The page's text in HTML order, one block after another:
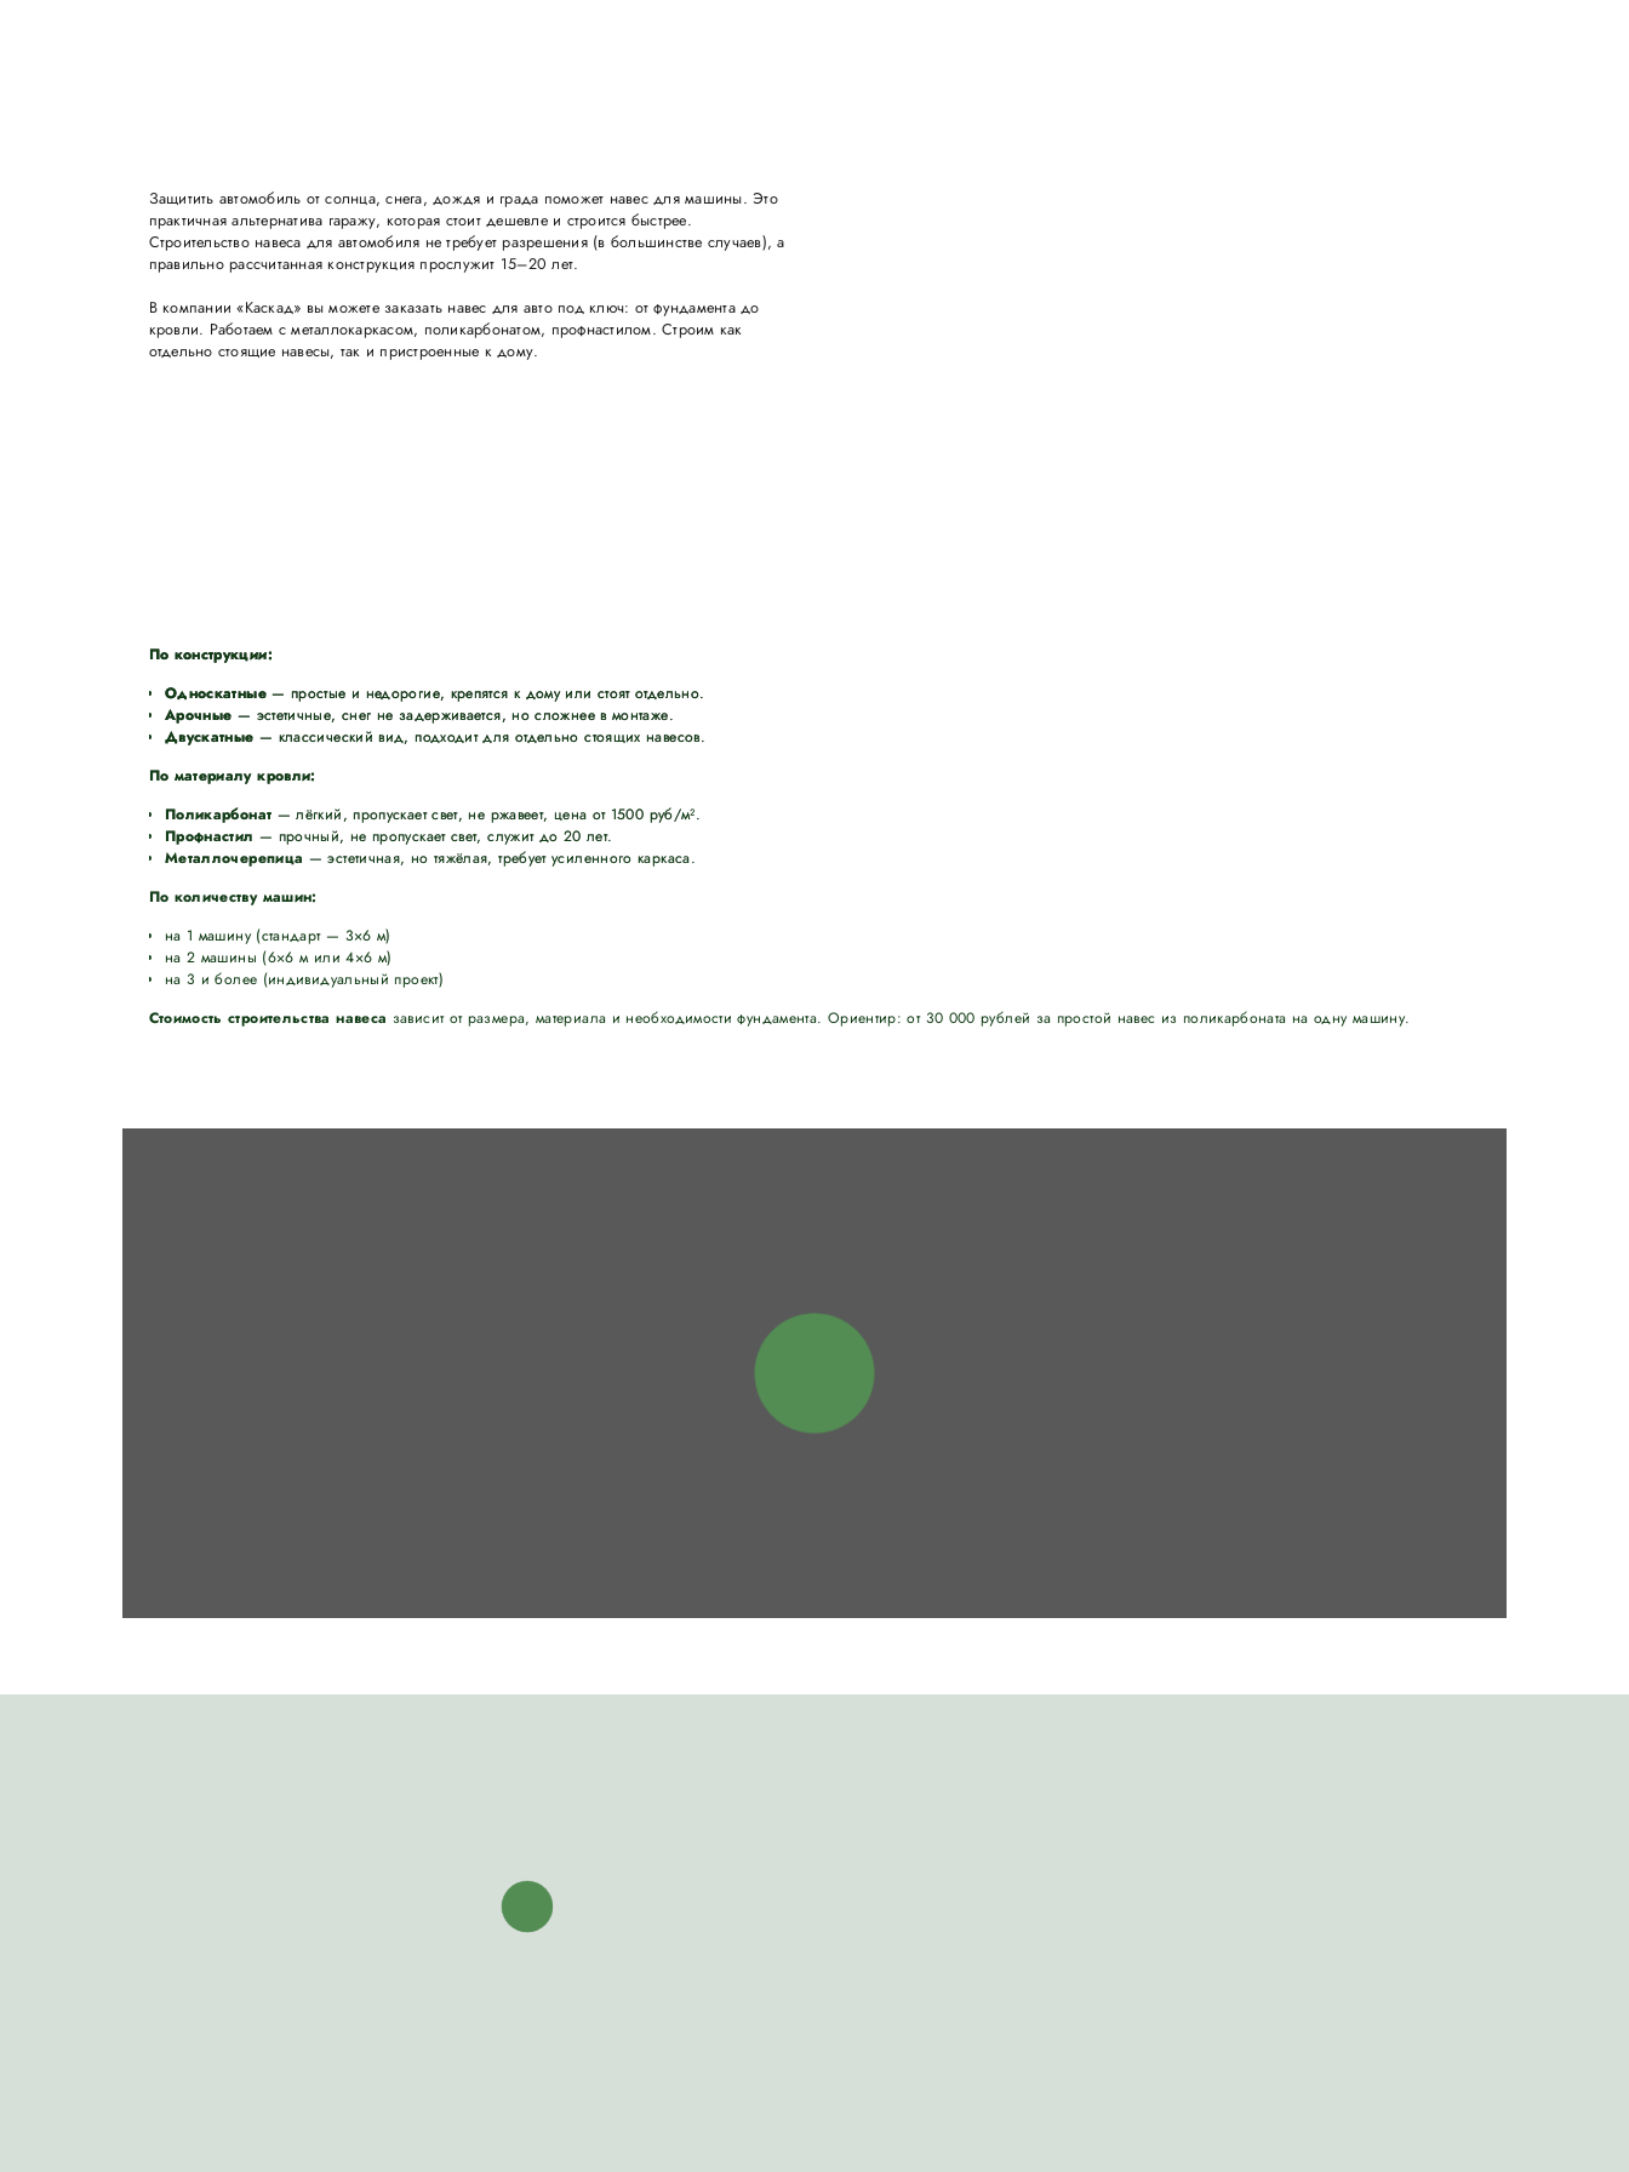
Защитить автомобиль от солнца, снега, дождя и града поможет навес для машины. Это
практичная альтернатива гаражу, которая стоит дешевле и строится быстрее.
Строительство навеса для автомобиля не требует разрешения (в большинстве случаев), а
правильно рассчитанная конструкция прослужит 15–20 лет.
В компании «Каскад» вы можете заказать навес для авто под ключ: от фундамента до
кровли. Работаем с металлокаркасом, поликарбонатом, профнастилом. Строим как
отдельно стоящие навесы, так и пристроенные к дому.
По конструкции:
Односкатные— простые и недорогие, крепятся к дому или стоят отдельно.
Арочные — эстетичные, снег не задерживается, но сложнее в монтаже.
Двускатные — классический вид, подходит для отдельно стоящих навесов.
По материалу кровли:
Поликарбонат — лёгкий, пропускает свет, не ржавеет, цена от 1500 руб/м².
Профнастил — прочный, не пропускает свет, служит до 20 лет.
Металлочерепица — эстетичная, но тяжёлая, требует усиленного каркаса.
По количеству машин:
на 1 машину (стандарт — 3×6 м)
на 2 машины (6×6 м или 4×6 м)
на 3 и более (индивидуальный проект)
Стоимость строительства навеса зависит от размера, материала и необходимости фундамента. Ориентир: от 30 000 рублей за простой навес из поликарбоната на одну машину.